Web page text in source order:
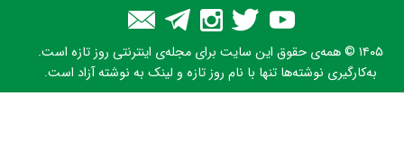
۱۴۰۵ © همه‌ی حقوق این سایت برای مجله‌ی اینترنتی روز تازه است.
به‌کارگیری نوشته‌ها تنها با نام روز تازه و لینک به نوشته آزاد است.